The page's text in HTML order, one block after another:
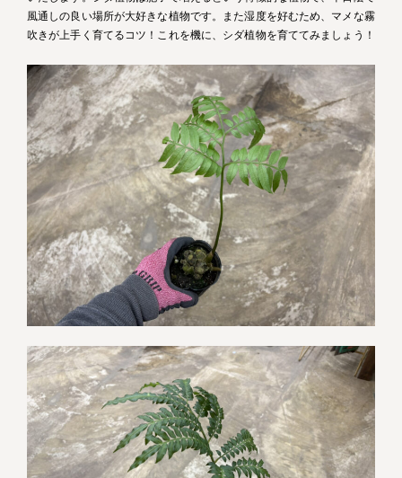
風通しの良い場所が大好きな植物です。また湿度を好むため、マメな霧
吹きが上手く育てるコツ！これを機に、シダ植物を育ててみましょう！